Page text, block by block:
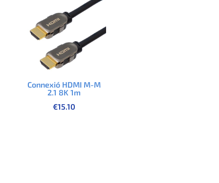
Connexió HDMI M-M
2.1 8K 1m
€15.10